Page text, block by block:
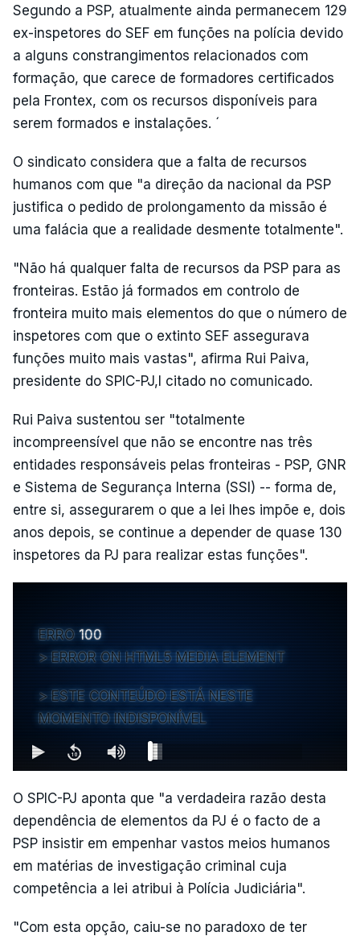
Segundo a PSP, atualmente ainda permanecem 129
ex-inspetores do SEF em funções na polícia devido
a alguns constrangimentos relacionados com
formação, que carece de formadores certificados
pela Frontex, com os recursos disponíveis para
serem formados e instalações. ´
O sindicato considera que a falta de recursos
humanos com que "a direção da nacional da PSP
justifica o pedido de prolongamento da missão é
uma falácia que a realidade desmente totalmente".
"Não há qualquer falta de recursos da PSP para as
fronteiras. Estão já formados em controlo de
fronteira muito mais elementos do que o número de
inspetores com que o extinto SEF assegurava
funções muito mais vastas", afirma Rui Paiva,
presidente do SPIC-PJ,l citado no comunicado.
Rui Paiva sustentou ser "totalmente
incompreensível que não se encontre nas três
entidades responsáveis pelas fronteiras - PSP, GNR
e Sistema de Segurança Interna (SSI) -- forma de,
entre si, assegurarem o que a lei lhes impõe e, dois
anos depois, se continue a depender de quase 130
inspetores da PJ para realizar estas funções".
ERRO 100
ERROR ON HTML5 MEDIA ELEMENT
ESTE CONTEÚDO ESTÁ NESTE
MOMENTO INDISPONÍVEL
O SPIC-PJ aponta que "a verdadeira razão desta
dependência de elementos da PJ é o facto de a
PSP insistir em empenhar vastos meios humanos
em matérias de investigação criminal cuja
competência a lei atribui à Polícia Judiciária".
"Com esta opção, caiu-se no paradoxo de ter